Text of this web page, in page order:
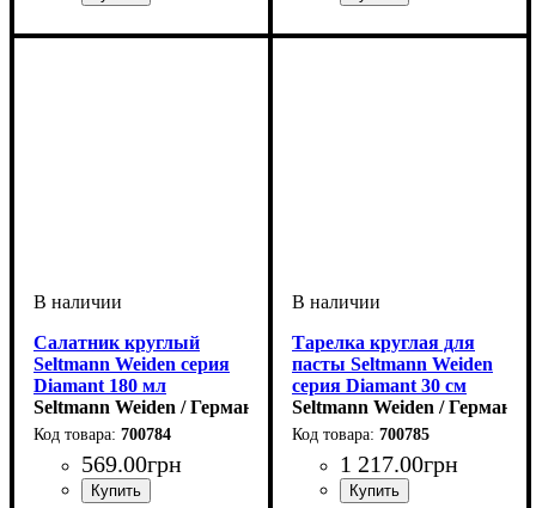
Салатник круглый
Seltmann Weiden серия
Diamant 180 мл
Seltmann Weiden / Германия
700784
569.00грн
Тарелка круглая для
пасты Seltmann Weiden
серия Diamant 30 см
Seltmann Weiden / Германия
700785
1 217.00грн